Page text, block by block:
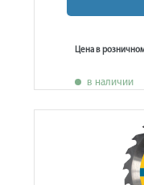
Цена в
в наличии